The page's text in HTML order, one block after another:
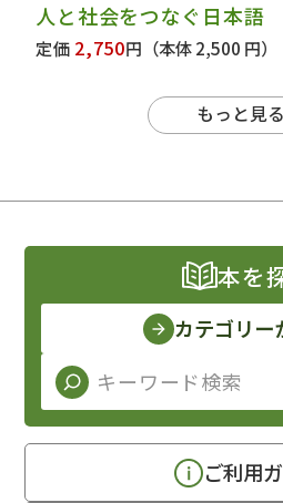
人と社会をつなぐ日本語
定価 2,750円 （本体 2,500 円）
もっと見る
本を
カテゴリー
ご利用